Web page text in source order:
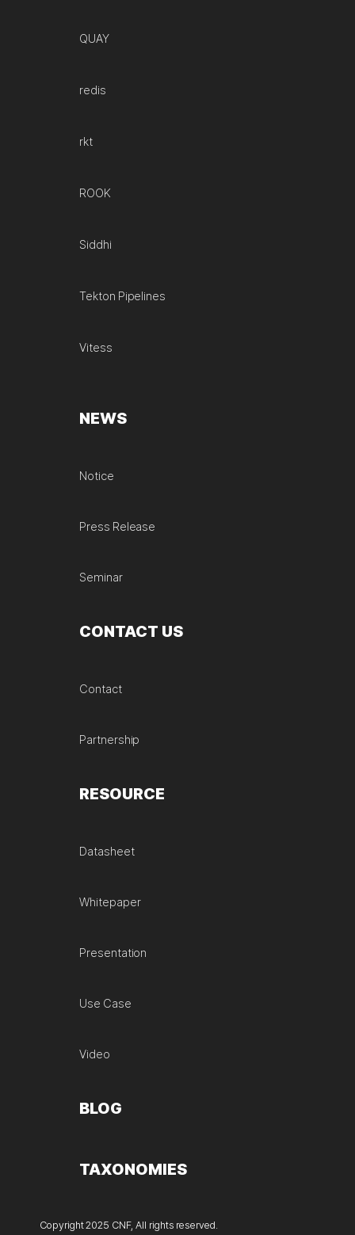
QUAY
redis
rkt
ROOK
Siddhi
Tekton Pipelines
Vitess
NEWS
Notice
Press Release
Seminar
CONTACT US
Contact
Partnership
RESOURCE
Datasheet
Whitepaper
Presentation
Use Case
Video
BLOG
TAXONOMIES
Copyright 2025 CNF, All rights reserved.